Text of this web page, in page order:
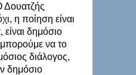
Δουατζής
η ποίηση είναι
δημόσιο
να το
διάλογος,
δημόσιο